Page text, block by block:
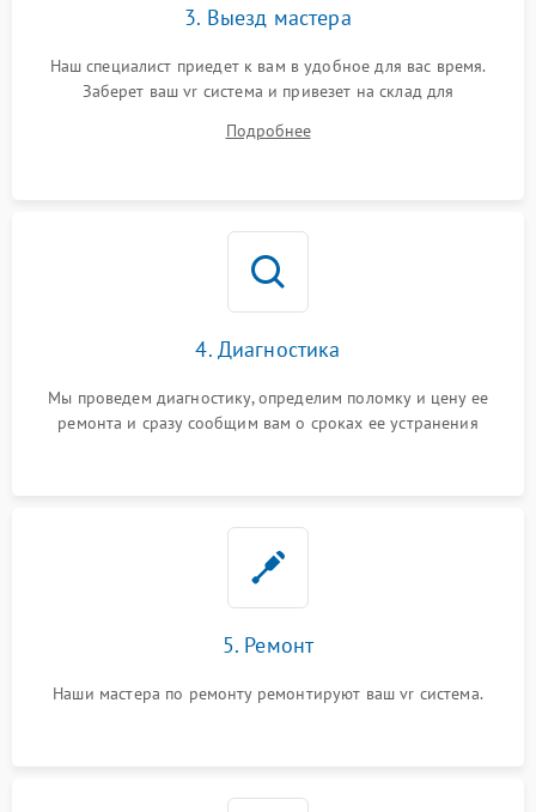
3. Выезд мастера
Наш специалист приедет к вам в удобное для вас время.
Заберет ваш vr система и привезет на склад для
Подробнее
4. Диагностика
Мы проведем диагностику, определим поломку и цену ее
ремонта и сразу сообщим вам о сроках ее устранения
5. Ремонт
Наши мастера по ремонту ремонтируют ваш vr система.